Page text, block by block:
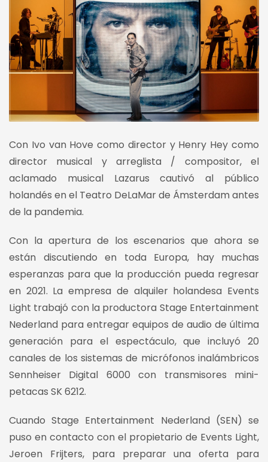
Con Ivo van Hove como director y Henry Hey como
director musical y arreglista / compositor, el
aclamado musical Lazarus cautivó al público
holandés en el Teatro DeLaMar de Ámsterdam antes
de la pandemia.
Con la apertura de los escenarios que ahora se
están discutiendo en toda Europa, hay muchas
esperanzas para que la producción pueda regresar
en 2021. La empresa de alquiler holandesa Events
Light trabajó con la productora Stage Entertainment
Nederland para entregar equipos de audio de última
generación para el espectáculo, que incluyó 20
canales de los sistemas de micrófonos inalámbricos
Sennheiser Digital 6000 con transmisores mini-
petacas SK 6212.
Cuando Stage Entertainment Nederland (SEN) se
puso en contacto con el propietario de Events Light,
Jeroen Frijters, para preparar una oferta para